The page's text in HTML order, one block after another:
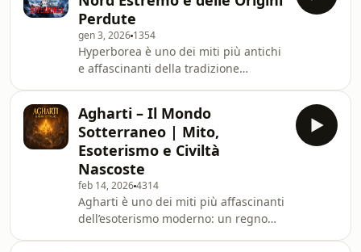
per l’eternità… La leggenda
dell’Olandese Volante è una delle
storie più inquietanti della tradizione
marinaresca. Tra mito e realtà,
raccontiamo la maledizione del
capitano Van der Decken e del suo
vascello spettrale, appar
Perdute
gen 3, 2026 1354
Hyperborea è uno dei miti più antichi
e affascinanti della tradizione
vecchiaia né decadenza, e dove gli
uomini vivevano in armonia con il
sacro.Nelle fonti greche Hyperborea è
la terra di Apollo, un mondo
primordiale collocato prima della
storia e prima della caduta
dell’umanità. Un mito che non parla di
geografia, ma di o
Agharti – Il Mondo
Sotterraneo | Mito,
Esoterismo e Civiltà
Nascoste
feb 14, 20264314
Agharti è uno dei miti più affascinanti
dell’esoterismo moderno: un regno